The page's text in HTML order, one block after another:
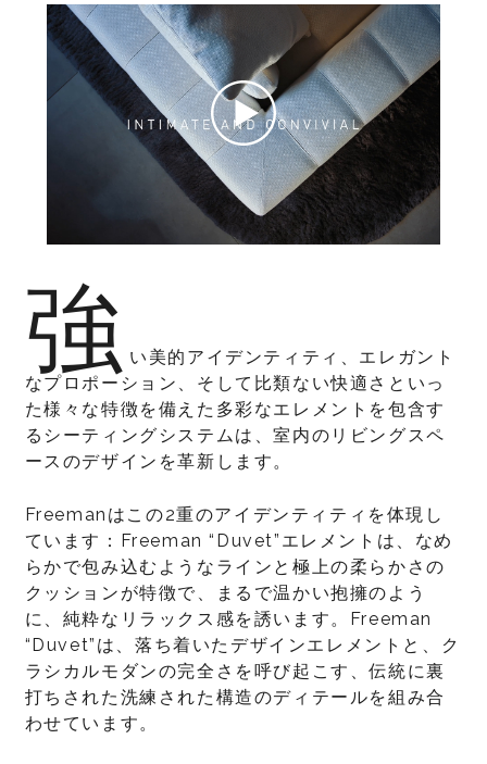
強
い美的アイデンティティ、エレガント
なプロポーション、そして比類ない快適さといっ
た様々な特徴を備えた多彩なエレメントを包含す
るシーティングシステムは、室内のリビングスペ
ースのデザインを革新します。
Freemanはこの2重のアイデンティティを体現し
ています：Freeman “Duvet”エレメントは、なめ
らかで包み込むようなラインと極上の柔らかさの
クッションが特徴で、まるで温かい抱擁のよう
に、純粋なリラックス感を誘います。Freeman
“Duvet”は、落ち着いたデザインエレメントと、ク
ラシカルモダンの完全さを呼び起こす、伝統に裏
打ちされた洗練された構造のディテールを組み合
わせています。